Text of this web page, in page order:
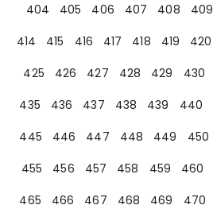
404
405 406 407 408 409
414
415 416 417 418 419 420
425
426 427 428 429 430
435
436 437 438 439 440
445
446 447 448 449 450
455
456 457 458 459 460
465
466 467 468 469 470